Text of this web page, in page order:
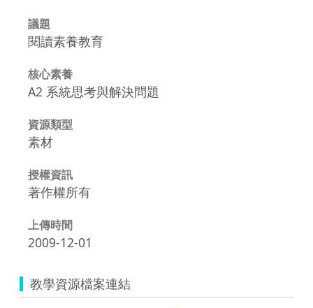
議題
閱讀素養教育
核心素養
A2 系統思考與解決問題
資源類型
素材
授權資訊
著作權所有
上傳時間
2009-12-01
教學資源檔案連結